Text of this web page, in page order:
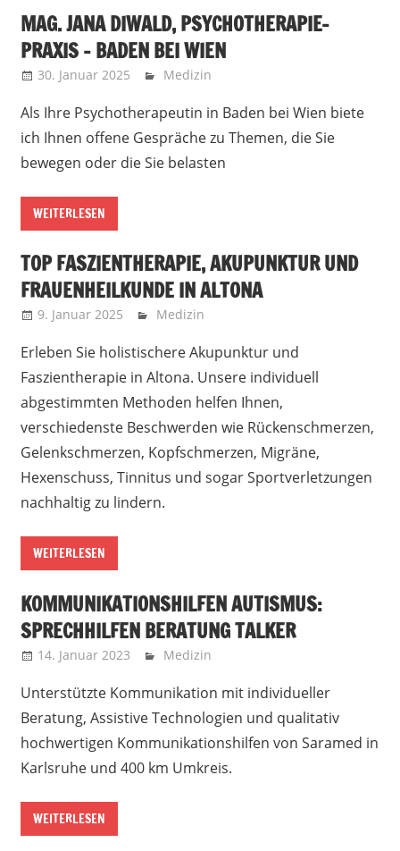
MAG. JANA DIWALD, PSYCHOTHERAPIE-
PRAXIS – BADEN BEI WIEN
30. Januar 2025 Marko
Medizin
Als Ihre Psychotherapeutin in Baden bei Wien biete
ich Ihnen offene Gespräche zu Themen, die Sie
bewegen oder die Sie belasten
WEITERLESEN
TOP FASZIENTHERAPIE, AKUPUNKTUR UND
FRAUENHEILKUNDE IN ALTONA
9. Januar 2025 Marko
Medizin
Erleben Sie holistischere Akupunktur und
Faszientherapie in Altona. Unsere individuell
abgestimmten Methoden helfen Ihnen,
verschiedenste Beschwerden wie Rückenschmerzen,
Gelenkschmerzen, Kopfschmerzen, Migräne,
Hexenschuss, Tinnitus und sogar Sportverletzungen
nachhaltig zu lindern.
WEITERLESEN
KOMMUNIKATIONSHILFEN AUTISMUS:
SPRECHHILFEN BERATUNG TALKER
14. Januar 2023 Marko
Medizin
Unterstützte Kommunikation mit individueller
Beratung, Assistive Technologien und qualitativ
hochwertigen Kommunikationshilfen von Saramed in
Karlsruhe und 400 km Umkreis.
WEITERLESEN